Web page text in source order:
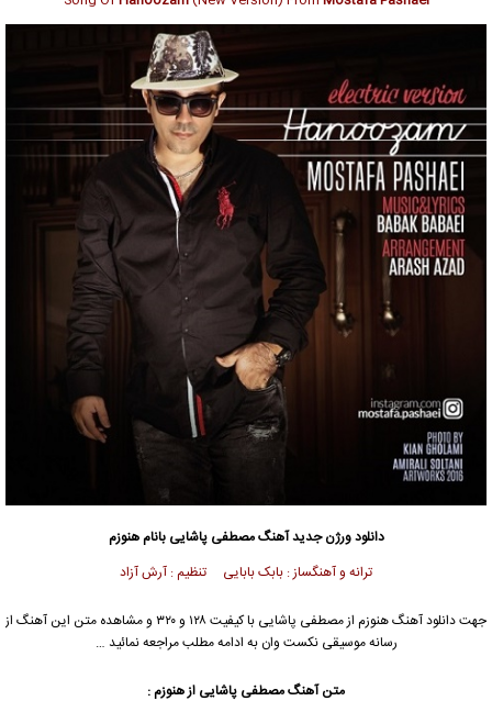
دانلودورژن جدید آهنگ مصطفی پاشایی بانام هنوزم
ترانه و آهنگساز : بابک بابایی تنظیم : آرش آزاد
جهت دانلود آهنگ هنوزم از مصطفی پاشایی با کیفیت ۱۲۸ و ۳۲۰ و مشاهده متن این آهنگ از
رسانه موسیقی نکست وان به ادامه مطلب مراجعه نمائید …
متن آهنگ مصطفی پاشایی از هنوزم :